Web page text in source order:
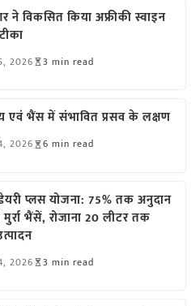
विकसित किया अफ्रीकी स्वाइन
2026 3 min read
एवं भैंस में संभावित प्रसव के लक्षण
2026 6 min read
प्लस योजना: 75% तक अनुदान
भैंसें, रोजाना 20 लीटर तक
2026 3 min read